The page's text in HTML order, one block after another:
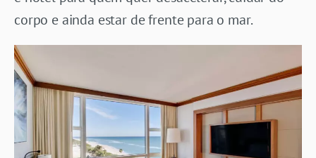
corpo e ainda estar de frente para o mar.